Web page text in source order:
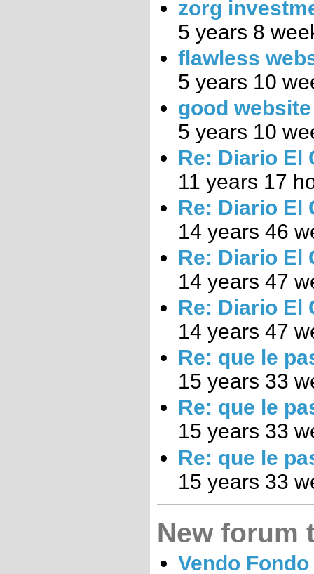
zorg
5 years 8
flawless
5 years 10
good website
5 years 10
Re: Diario El
11 years 17
Re: Diario El
14 years 46
Re: Diario El
14 years 47
Re: Diario El
14 years 47
Re: que le
15 years 33
Re: que le
15 years 33
Re: que le
15 years 33
New forum
Vendo